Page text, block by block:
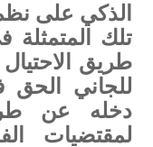
الذكي على
تلك
طريق
للجاني
دخله عن